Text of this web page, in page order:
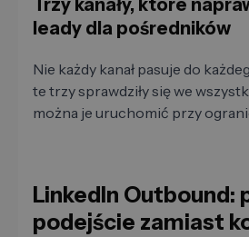
Trzy kanały, które
leady dla pośredników
Nie każdy kanał pasuje do
te trzy sprawdziły się we
można je uruchomić przy
LinkedIn Outbound:
podejście zamiast